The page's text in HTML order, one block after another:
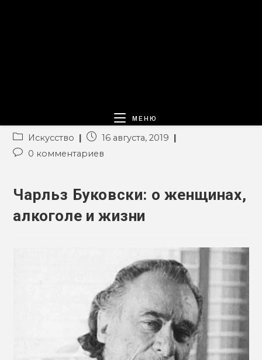
МЕНЮ
Рубрика
записи:
Искусство
Запись16 августа, 2019
Комментарии
0 комментариев
Чарльз Буковски: о женщинах,
алкоголе и жизни